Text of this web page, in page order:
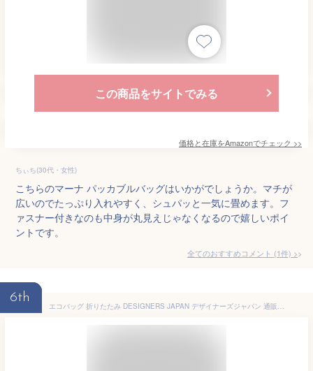
この商品をサイトでみる
価格と在庫をAmazonでチェック >>
ちぃち(30代・女性)
こちらのマーナ パッカブルバッグはいかがでしょうか。マチが
広いのでたっぷり入れやすく、シュパッと一気に畳めます。フ
ァスナー付きなのも中身が丸見えじゃなくなるので嬉しいポイ
ントです。
全てのおすすめコメント (1件) >
6th
エコバッグ 折りたたみ DESIGNERS JAPAN デザイナーズジャパン 通販 おしゃれ かわいい コンパクト 軽量 軽い マイバッグ ショッピングバッグ 大きい 大きめ 肩掛け 大容量 レジ袋型 お買い物バッグ たためる 内ポケット マチ付き 耐荷重20kg スタイリッシュ デザイン